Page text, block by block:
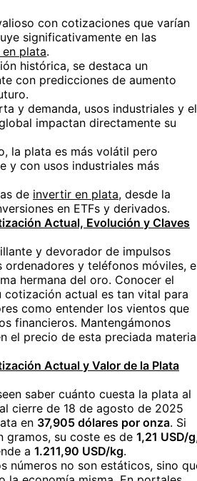
con cotizaciones que varían
significativamente en las
plata.
histórica, se destaca un
con predicciones de aumento
y demanda, usos industriales y el
impactan directamente su
la plata es más volátil pero
y con usos industriales más
de invertir en plata, desde la
en ETFs y derivados.
Actual, Evolución y Claves
y devorador de impulsos
ordenadores y teléfonos móviles,
hermana del oro. Conocer el
cotización actual es tan vital para
como entender los vientos que
financieros. Mantengámonos
el precio de esta preciada materia
Actual y Valor de la Plata
saber cuánto cuesta la plata al
cierre de 18 de agosto de 2025
en 37,905 dólares por onza. Si
gramos, su coste es de 1,21 USD/g
a 1.211,90 USD/kg.
números no son estáticos, sino